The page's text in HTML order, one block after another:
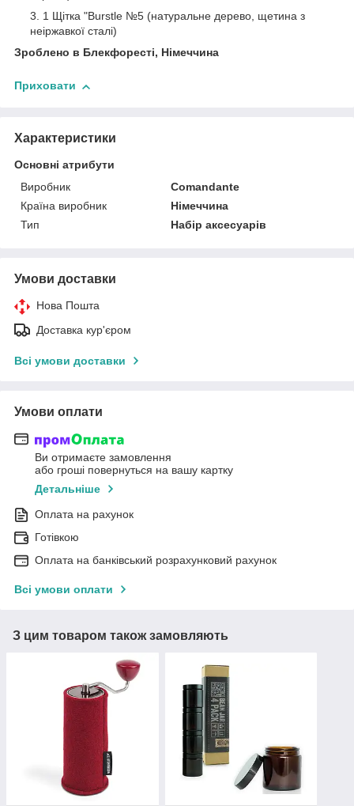
1 Щітка "Burstle №5 (натуральне дерево, щетина з
неіржавкої сталі)
Зроблено в Блекфоресті, Німеччина
Приховати
Характеристики
Основні атрибути
Виробник
Comandante
Країна виробник
Німеччина
Тип
Набір аксесуарів
Умови доставки
Нова Пошта
Доставка кур'єром
Всі умови доставки
Умови оплати
Ви отримаєте замовлення
або гроші повернуться на вашу картку
Детальніше
Оплата на рахунок
Готівкою
Оплата на банківський розрахунковий рахунок
Всі умови оплати
З цим товаром також замовляють